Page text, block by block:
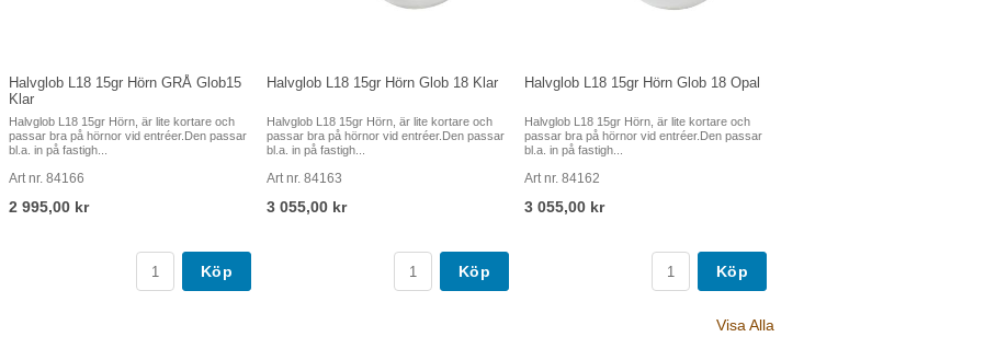
Halvglob L18 15gr Hörn GRÅ Glob15
Klar
Halvglob L18 15gr Hörn, är lite kortare och
passar bra på hörnor vid entréer.Den passar
bl.a. in på fastigh...
Art nr. 84166
2 995,00 kr
Köp
Halvglob L18 15gr Hörn Glob 18 Klar
Halvglob L18 15gr Hörn, är lite kortare och
passar bra på hörnor vid entréer.Den passar
bl.a. in på fastigh...
Art nr. 84163
3 055,00 kr
Köp
Halvglob L18 15gr Hörn Glob 18 Opal
Halvglob L18 15gr Hörn, är lite kortare och
passar bra på hörnor vid entréer.Den passar
bl.a. in på fastigh...
Art nr. 84162
3 055,00 kr
Köp
Visa Alla